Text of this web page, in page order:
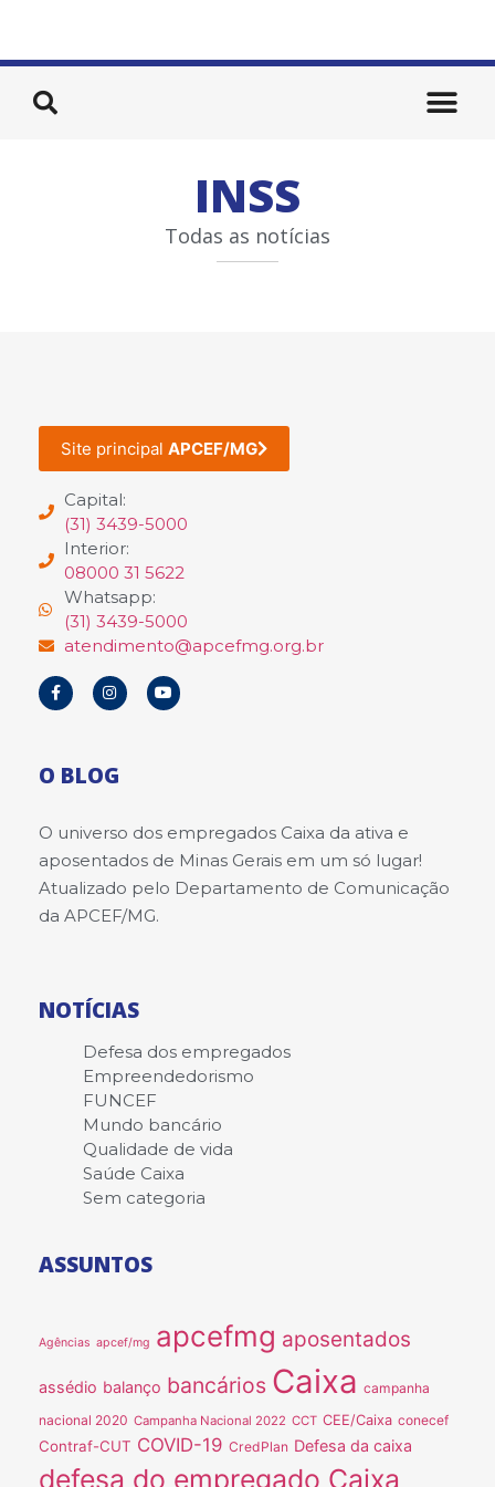
INSS
Todas as notícias
Site principal APCEF/MG
Capital:
(31) 3439-5000
Interior:
08000 31 5622
Whatsapp:
(31) 3439-5000
atendimento@apcefmg.org.br
O BLOG
O universo dos empregados Caixa da ativa e
aposentados de Minas Gerais em um só lugar!
Atualizado pelo Departamento de Comunicação
da APCEF/MG.
NOTÍCIAS
Defesa dos empregados
Empreendedorismo
FUNCEF
Mundo bancário
Qualidade de vida
Saúde Caixa
Sem categoria
ASSUNTOS
Agências apcef/mg apcefmg aposentados
assédio balanço bancários Caixa campanha
nacional 2020 Campanha Nacional 2022 CCT CEE/Caixa conecef
Contraf-CUT COVID-19 CredPlan Defesa da caixa
defesa do empregado Caixa